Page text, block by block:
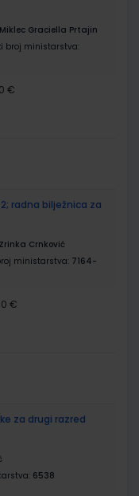
Graciella Prtajin
broj ministarstva:
€
2; radna bilježnica za
Crnković
ministarstva: 7164-
€
za drugi razred
6538